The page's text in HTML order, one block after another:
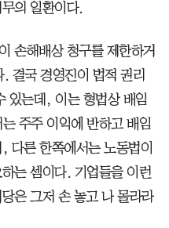
의 일환이다.
손해배상 청구를 제한하거
결국 경영진이 법적 권리
있는데, 이는 형법상 배임
주주 이익에 반하고 배임
다른 한쪽에서는 노동법이
는 셈이다. 기업들을 이런
은 그저 손 놓고 나 몰라라